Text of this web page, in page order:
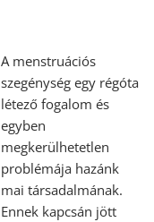
A menstruációs
szegénység egy régóta
létező fogalom és
egyben
megkerülhetetlen
problémája hazánk
mai társadalmának.
Ennek kapcsán jött